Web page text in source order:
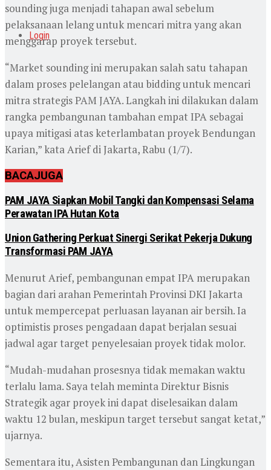
Login
sounding juga menjadi tahapan awal sebelum
pelaksanaan lelang untuk mencari mitra yang akan
menggarap proyek tersebut.
“Market sounding ini merupakan salah satu tahapan
dalam proses pelelangan atau bidding untuk mencari
mitra strategis PAM JAYA. Langkah ini dilakukan dalam
rangka pembangunan tambahan empat IPA sebagai
upaya mitigasi atas keterlambatan proyek Bendungan
Karian,” kata Arief di Jakarta, Rabu (1/7).
BACAJUGA
PAM JAYA Siapkan Mobil Tangki dan Kompensasi Selama
Perawatan IPA Hutan Kota
Union Gathering Perkuat Sinergi Serikat Pekerja Dukung
Transformasi PAM JAYA
Menurut Arief, pembangunan empat IPA merupakan
bagian dari arahan Pemerintah Provinsi DKI Jakarta
untuk mempercepat perluasan layanan air bersih. Ia
optimistis proses pengadaan dapat berjalan sesuai
jadwal agar target penyelesaian proyek tidak molor.
“Mudah-mudahan prosesnya tidak memakan waktu
terlalu lama. Saya telah meminta Direktur Bisnis
Strategik agar proyek ini dapat diselesaikan dalam
waktu 12 bulan, meskipun target tersebut sangat ketat,”
ujarnya.
Sementara itu, Asisten Pembangunan dan Lingkungan